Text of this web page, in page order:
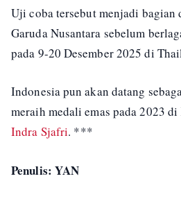
Uji coba tersebut menjadi bagian
Garuda Nusantara sebelum
pada 9-20 Desember 2025 di
Indonesia pun akan datang
meraih medali emas pada 2023
Indra Sjafri. ***
Penulis: YAN